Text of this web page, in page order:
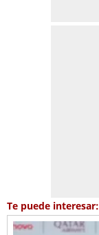
Te puede interesar: